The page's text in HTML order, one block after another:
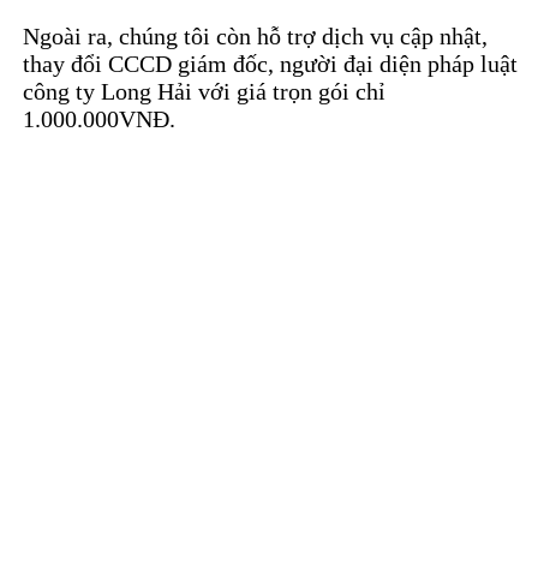
Ngoài ra, chúng tôi còn hỗ trợ dịch vụ cập nhật,
thay đổi CCCD giám đốc, người đại diện pháp luật
công ty Long Hải với giá trọn gói chỉ
1.000.000VNĐ.